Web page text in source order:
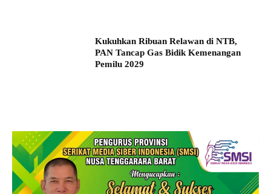
Kukuhkan Ribuan Relawan di NTB,
PAN Tancap Gas Bidik Kemenangan
Pemilu 2029